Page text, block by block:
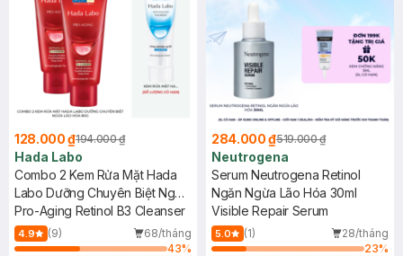
128.000 ₫194.000 ₫
Hada Labo
Combo 2 Kem Rửa Mặt Hada
Labo Dưỡng Chuyên Biệt Ngừa
Lão Hóa 80g
Pro-Aging Retinol B3 Cleanser
4.9 (9)
68/tháng
43%
284.000 ₫519.000 ₫
Neutrogena
Serum Neutrogena Retinol
Ngăn Ngừa Lão Hóa 30ml
Visible Repair Serum
5.0 (1)
28/tháng
23%